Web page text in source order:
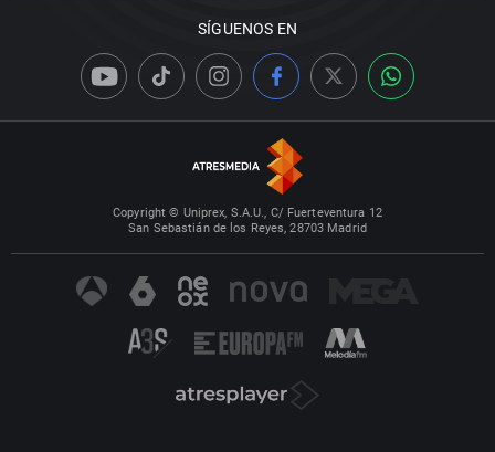
SÍGUENOS EN
Copyright © Uniprex, S.A.U., C/ Fuerteventura 12
San Sebastián de los Reyes, 28703 Madrid